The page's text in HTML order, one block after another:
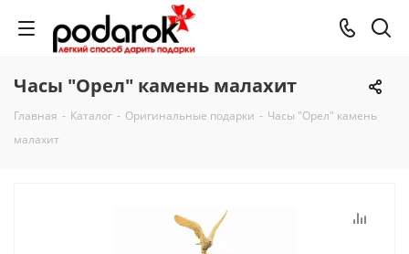
Часы "Орел" камень малахит
Главная - Каталог - Оригинальные подарки - Часы "Орел" камень
малахит